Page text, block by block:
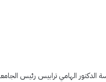
الهامي ترابيس رئيس